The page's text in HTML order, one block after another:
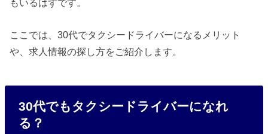
もいるはずです。
ここでは、30代でタクシードライバーになるメリット
や、求人情報の探し方をご紹介します。
30代でもタクシードライバーになれ
る？